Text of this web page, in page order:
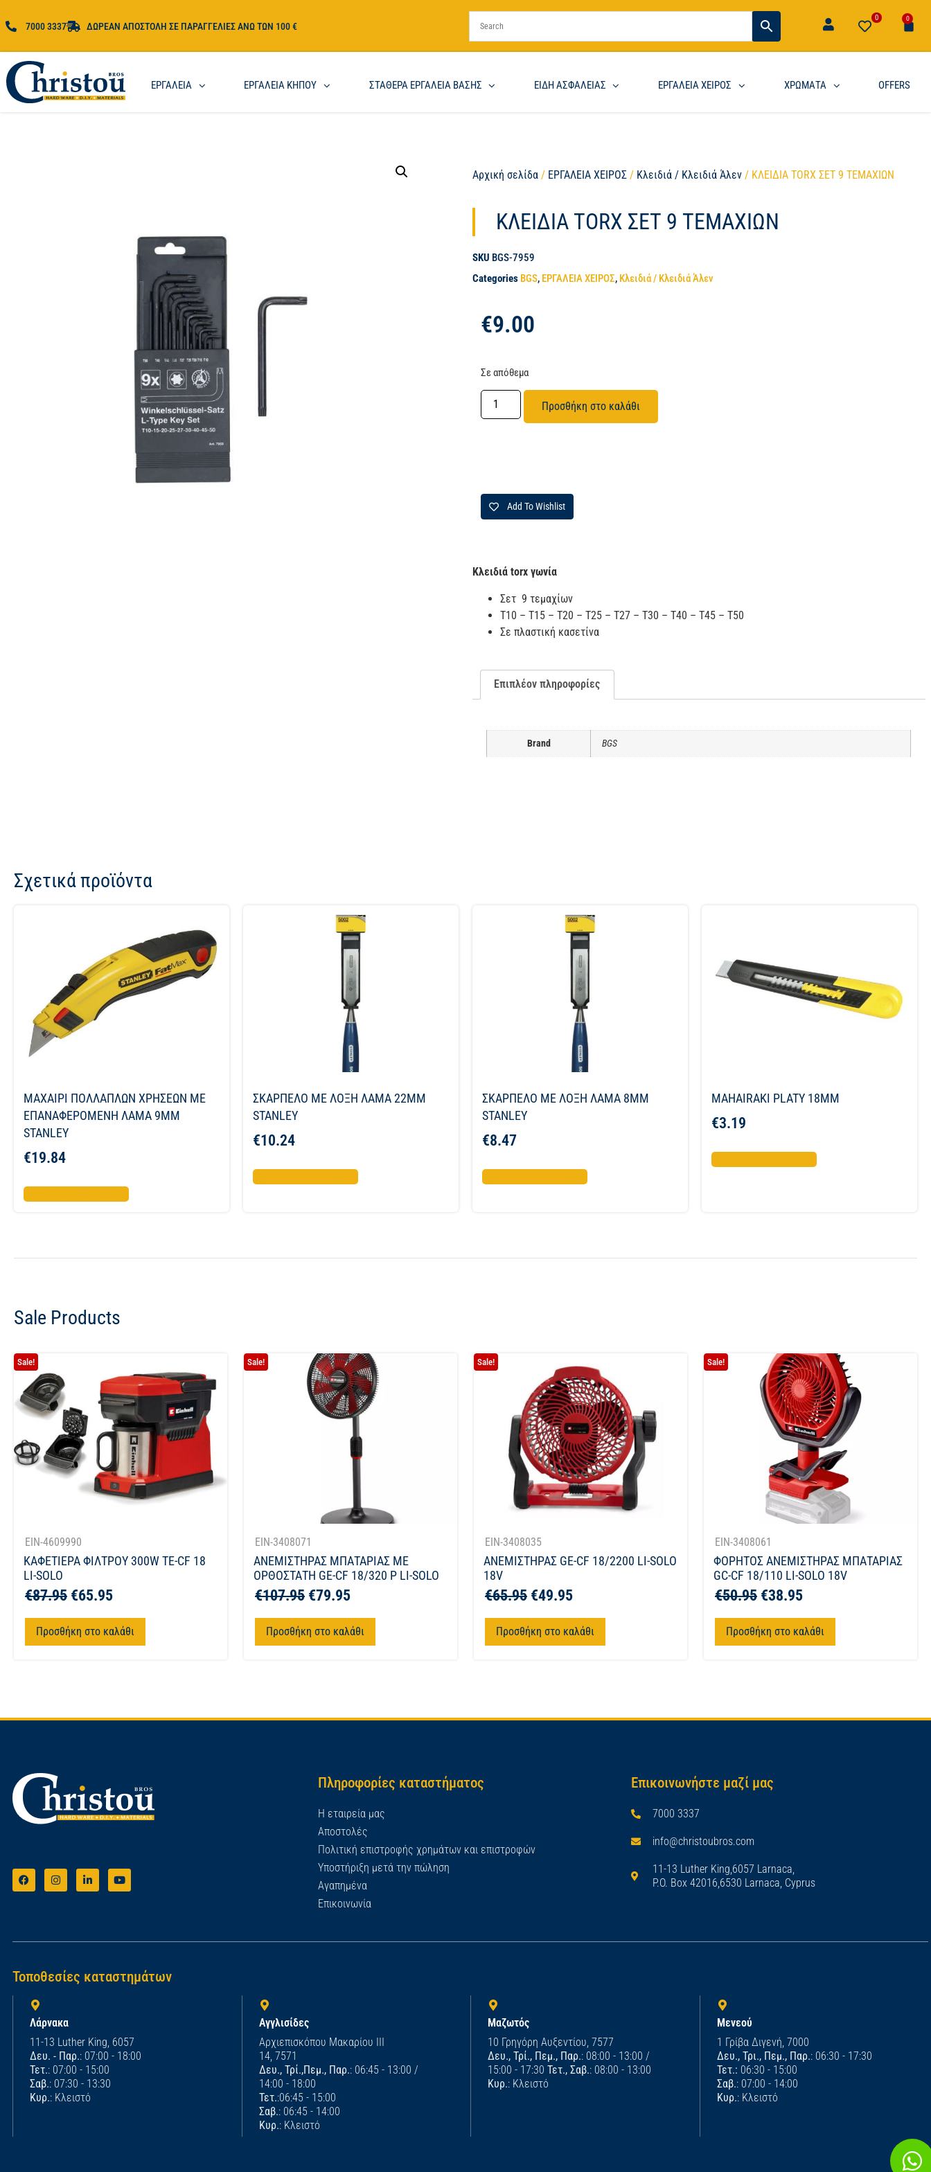
7000 3337 ΔΩΡΕΑΝ ΑΠΟΣΤΟΛΗ ΣΕ ΠΑΡΑΓΓΕΛΙΕΣ ΑΝΩ ΤΩΝ 100 €
0 0
ΕΡΓΑΛΕΙΑ ΕΡΓΑΛΕΙΑ ΚΗΠΟΥ ΣΤΑΘΕΡΑ ΕΡΓΑΛΕΙΑ ΒΑΣΗΣ ΕΙΔΗ ΑΣΦΑΛΕΙΑΣ ΕΡΓΑΛΕΙΑ ΧΕΙΡΟΣ ΧΡΩΜΑΤΑ OFFERS
Αρχική σελίδα / ΕΡΓΑΛΕΙΑ ΧΕΙΡΟΣ / Κλειδιά / Κλειδιά Άλεν / ΚΛΕΙΔΙΑ TORX ΣΕΤ 9 ΤΕΜΑΧΙΩΝ
ΚΛΕΙΔΙΑ TORX ΣΕΤ 9 ΤΕΜΑΧΙΩΝ
SKU BGS-7959
Categories BGS, ΕΡΓΑΛΕΙΑ ΧΕΙΡΟΣ, Κλειδιά / Κλειδιά Άλεν
€9.00
Σε απόθεμα
Προσθήκη στο καλάθι
Add To Wishlist
Κλειδιά torx γωνία
Σετ 9 τεμαχίων
T10 – T15 – T20 – T25 – T27 – T30 – T40 – T45 – T50
Σε πλαστική κασετίνα
Επιπλέον πληροφορίες
Brand BGS
Σχετικά προϊόντα
ΜΑΧΑΙΡΙ ΠΟΛΛΑΠΛΩΝ ΧΡΗΣΕΩΝ ΜΕ
ΕΠΑΝΑΦΕΡΟΜΕΝΗ ΛΑΜΑ 9ΜΜ
STANLEY
€19.84
ΣΚΑΡΠΕΛΟ ΜΕ ΛΟΞΗ ΛΑΜΑ 22MM
STANLEY
€10.24
ΣΚΑΡΠΕΛΟ ΜΕ ΛΟΞΗ ΛΑΜΑ 8MM
STANLEY
€8.47
MAHAIRAKI PLATY 18MM
€3.19
Sale Products
Sale!
EIN-4609990
ΚΑΦΕΤΙΕΡΑ ΦΙΛΤΡΟΥ 300W TE-CF 18
LI-SOLO
€87.95 €65.95
Προσθήκη στο καλάθι
Sale!
EIN-3408071
ΑΝΕΜΙΣΤΗΡΑΣ ΜΠΑΤΑΡΙΑΣ ΜΕ
ΟΡΘΟΣΤΑΤΗ GE-CF 18/320 P LI-SOLO
€107.95 €79.95
Προσθήκη στο καλάθι
Sale!
EIN-3408035
ΑΝΕΜΙΣΤΗΡΑΣ GE-CF 18/2200 LI-SOLO
18V
€65.95 €49.95
Προσθήκη στο καλάθι
Sale!
EIN-3408061
ΦΟΡΗΤΟΣ ΑΝΕΜΙΣΤΗΡΑΣ ΜΠΑΤΑΡΙΑΣ
GC-CF 18/110 LI-SOLO 18V
€50.95 €38.95
Προσθήκη στο καλάθι
Πληροφορίες καταστήματος
Η εταιρεία μας
Αποστολές
Πολιτική επιστροφής χρημάτων και επιστροφών
Υποστήριξη μετά την πώληση
Αγαπημένα
Επικοινωνία
Επικοινωνήστε μαζί μας
7000 3337
info@christoubros.com
11-13 Luther King,6057 Larnaca,
P.O. Box 42016,6530 Larnaca, Cyprus
Τοποθεσίες καταστημάτων
Λάρνακα
11-13 Luther King, 6057
Δευ. - Παρ.: 07:00 - 18:00
Τετ.: 07:00 - 15:00
Σαβ.: 07:30 - 13:30
Κυρ.: Κλειστό
Αγγλισίδες
Αρχιεπισκόπου Μακαρίου ΙΙΙ
14, 7571
Δευ., Τρί.,Πεμ., Παρ.: 06:45 - 13:00 /
14:00 - 18:00
Τετ.:06:45 - 15:00
Σαβ.: 06:45 - 14:00
Κυρ.: Κλειστό
Μαζωτός
10 Γρηγόρη Αυξεντίου, 7577
Δευ., Τρί., Πεμ., Παρ.: 08:00 - 13:00 /
15:00 - 17:30 Τετ., Σαβ.: 08:00 - 13:00
Κυρ.: Κλειστό
Μενεού
1 Γρίβα Διγενή, 7000
Δευ., Τρι., Πεμ., Παρ.: 06:30 - 17:30
Τετ.: 06:30 - 15:00
Σαβ.: 07:00 - 14:00
Κυρ.: Κλειστό